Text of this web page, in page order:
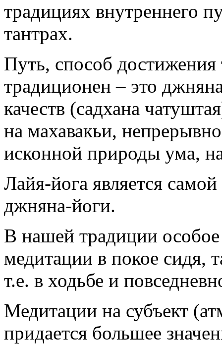
традициях внутреннего
тантрах.
Путь, способ
традиционен – это
качеств (садхана
на махавакьи,
исконной природы ума,
Лайя-йога является
джняна-йоги.
В нашей традиции особое
медитации в покое сидя,
т.е. в ходьбе и
Медитации на субъект
придается большее